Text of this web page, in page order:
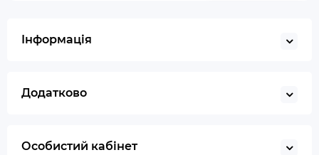
Інформація
Додатково
Особистий кабінет